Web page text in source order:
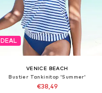
DEAL
VENICE BEACH
Bustier Tankinitop 'Summer'
€38,49